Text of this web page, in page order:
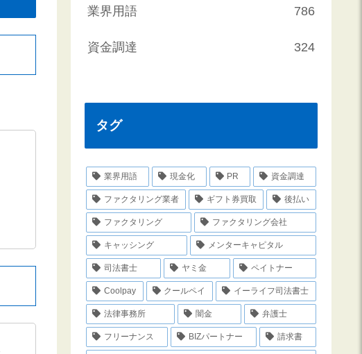
業界用語 786
資金調達 324
タグ
業界用語 現金化 PR 資金調達
ファクタリング業者 ギフト券買取 後払い
ファクタリング ファクタリング会社
キャッシング メンターキャピタル
司法書士 ヤミ金 ペイトナー
Coolpay クールペイ イーライフ司法書士
法律事務所 闇金 弁護士
フリーナンス BIZパートナー 請求書